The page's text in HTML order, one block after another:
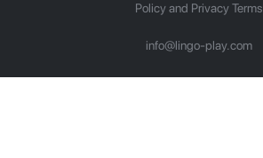
Policy and Privacy Terms
info@lingo-play.com